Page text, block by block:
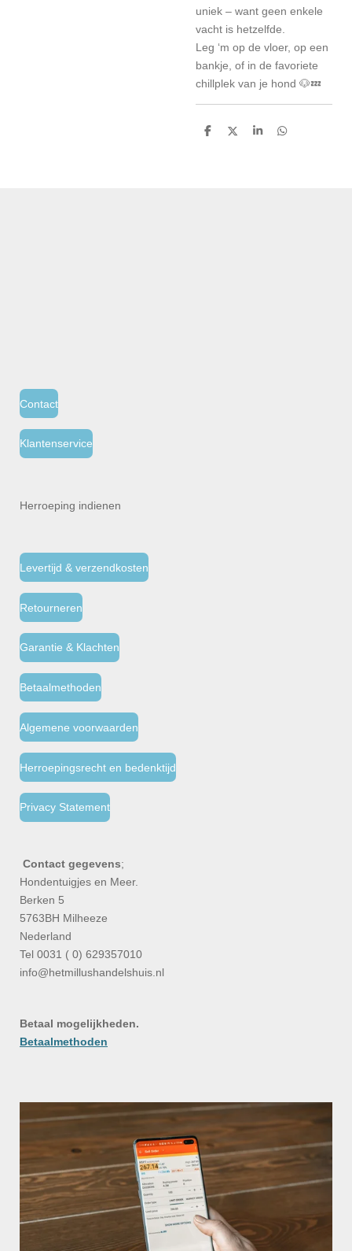
uniek – want geen enkele
vacht is hetzelfde.
Leg ‘m op de vloer, op een
bankje, of in de favoriete
chillplek van je hond 🐶💤
D
D
S
D
Contact
Klantenservice
Herroeping indienen
Levertijd & verzendkosten
Retourneren
Garantie & Klachten
Betaalmethoden
Algemene voorwaarden
Herroepingsrecht en bedenktijd
Privacy Statement
Contact gegevens;
Hondentuigjes en Meer.
Berken 5
5763BH Milheeze
Nederland
Tel 0031 ( 0) 629357010
info@hetmillushandelshuis.nl
Betaal mogelijkheden.
Betaalmethoden